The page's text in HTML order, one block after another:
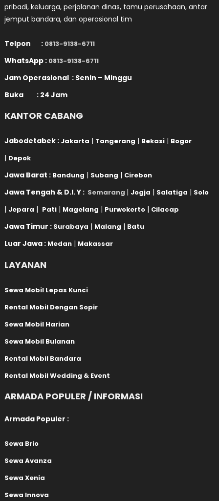
pribadi, keluarga, perjalanan dinas, tamu perusahaan, antar
jemput bandara, dan operasional tim
Telpon : 0813-9138-6711
WhatsApp : 0813-9138-6711
Jam Operasional : Senin – Minggu
Buka : 24 Jam
KANTOR CABANG
Jabodetabek : Jakarta | Tangerang | Bekasi | Bogor
| Depok
Jawa Barat : Bandung | Subang | Cirebon
Jawa Tengah & D.I. Y : Semarang | Jogja | Salatiga | Solo
| Jepara | Pati | Magelang | Purwokerto | Cilacap
Jawa Timur : Surabaya | Malang | Batu
Luar Jawa : Medan | Makassar
LAYANAN
Sewa Mobil Lepas Kunci
Rental Mobil Dengan Sopir
Sewa Mobil Harian
Sewa Mobil Bulanan
Rental Mobil Bandara
Rental Mobil Wedding & Event
ARMADA POPULER / INFORMASI
Armada Populer :
Sewa Brio
Sewa Avanza
Sewa Xenia
Sewa Innova